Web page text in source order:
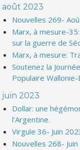
août 2023
Nouvelles 269-
Marx, à mesure-
sur la guerre de
Marx, à mesure:
Soutenez la
Populaire
juin 2023
Dollar: une
l’Argentine.
Virgule 36- Juin
Nouvelles 268-